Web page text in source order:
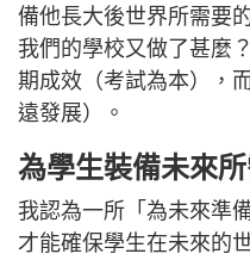
備他長大後世界所需要
我們的學校又做了甚麼
期成效（考試為本），
遠發展）。
為學生裝備未來
我認為一所「為未來準
才能確保學生在未來的